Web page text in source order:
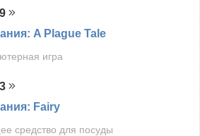
A Plague Tale
игра
Fairy
средство для посуды